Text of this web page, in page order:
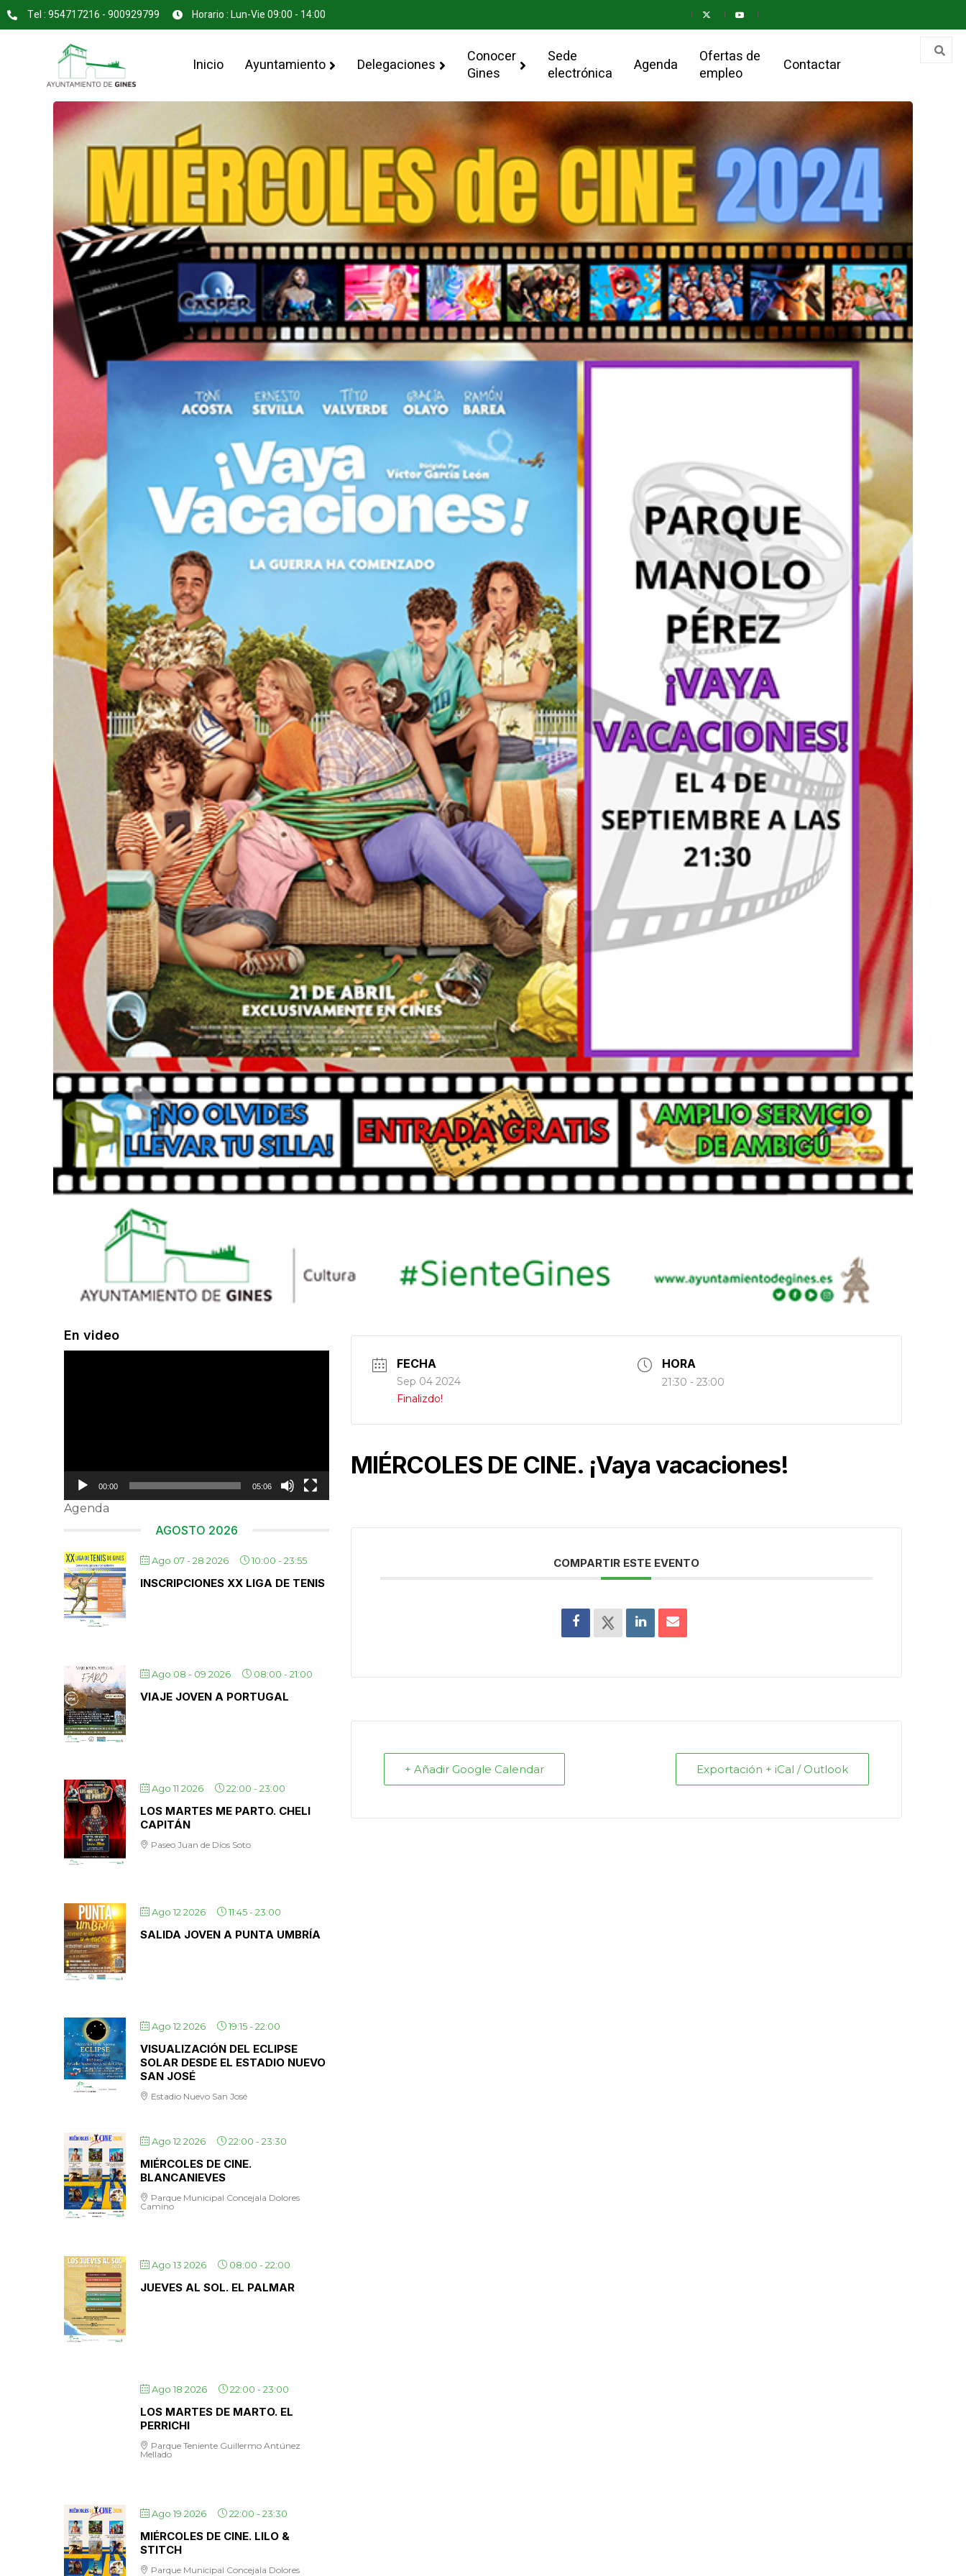
Tel : 954717216 - 900929799 Horario : Lun-Vie 09:00 - 14:00
Inicio Ayuntamiento Delegaciones
Conocer
Gines
Sede
electrónica
Agenda
Ofertas de
empleo
Contactar
En video
00:00 05:06
Agenda
AGOSTO 2026
Ago 07 - 28 2026 10:00 -23:55
INSCRIPCIONES XX LIGA DE TENIS
Ago 08 - 09 2026 08:00 -21:00
VIAJE JOVEN A PORTUGAL
Ago 11 2026 22:00 -23:00
LOS MARTES ME PARTO. CHELI
CAPITÁN
Paseo Juan de Dios Soto
Ago 12 2026 11:45-23:00
SALIDA JOVEN A PUNTA UMBRÍA
Ago 12 2026 19:15-22:00
VISUALIZACIÓN DEL ECLIPSE
SOLAR DESDE EL ESTADIO NUEVO
SAN JOSÉ
Estadio Nuevo San José
Ago 12 2026 22:00 -23:30
MIÉRCOLES DE CINE.
BLANCANIEVES
Parque Municipal Concejala Dolores
Camino
Ago 13 2026 08:00 -22:00
JUEVES AL SOL. EL PALMAR
Ago 18 2026 22:00 -23:00
LOS MARTES DE MARTO. EL
PERRICHI
Parque Teniente Guillermo Antúnez
Mellado
Ago 19 2026 22:00 -23:30
MIÉRCOLES DE CINE. LILO &
STITCH
Parque Municipal Concejala Dolores
FECHA
Sep 04 2024
Finalizdo!
HORA
21:30 - 23:00
MIÉRCOLES DE CINE. ¡Vaya vacaciones!
COMPARTIR ESTE EVENTO
+ Añadir Google Calendar Exportación + iCal / Outlook